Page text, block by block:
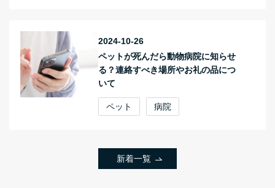
2024-10-26
ペットが死んだら動物病院に知らせ
る？連絡すべき場所やお礼の品につ
いて
ペット 病院
新着一覧